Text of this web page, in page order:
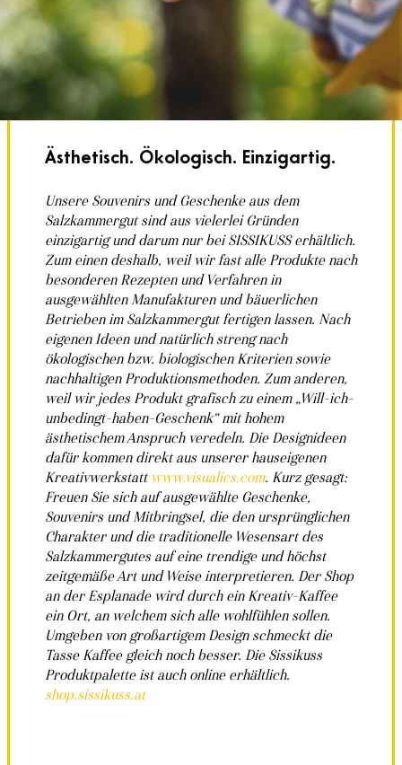
Ästhetisch. Ökologisch. Einzigartig.
Unsere Souvenirs und Geschenke aus dem
Salzkammergut sind aus vielerlei Gründen
einzigartig und darum nur bei SISSIKUSS erhältlich.
Zum einen deshalb, weil wir fast alle Produkte nach
besonderen Rezepten und Verfahren in
ausgewählten Manufakturen und bäuerlichen
Betrieben im Salzkammergut fertigen lassen. Nach
eigenen Ideen und natürlich streng nach
ökologischen bzw. biologischen Kriterien sowie
nachhaltigen Produktionsmethoden. Zum anderen,
weil wir jedes Produkt grafisch zu einem „Will-ich-
unbedingt-haben-Geschenk“ mit hohem
ästhetischem Anspruch veredeln. Die Designideen
dafür kommen direkt aus unserer hauseigenen
Kreativwerkstatt www.visualics.com. Kurz gesagt:
Freuen Sie sich auf ausgewählte Geschenke,
Souvenirs und Mitbringsel, die den ursprünglichen
Charakter und die traditionelle Wesensart des
Salzkammergutes auf eine trendige und höchst
zeitgemäße Art und Weise interpretieren. Der Shop
an der Esplanade wird durch ein Kreativ-Kaffee
ein Ort, an welchem sich alle wohlfühlen sollen.
Umgeben von großartigem Design schmeckt die
Tasse Kaffee gleich noch besser. Die Sissikuss
Produktpalette ist auch online erhältlich.
shop.sissikuss.at